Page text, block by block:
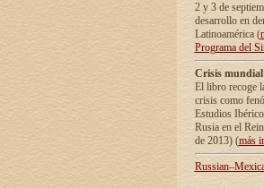
2 y 3 de
desarrollo en
Latinoamérica (
Programa del
Crisis
El libro recoge
crisis como
Estudios
Rusia en el
de 2013) (más